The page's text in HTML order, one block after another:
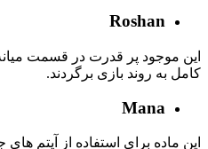
Roshan
این موجود پر قدرت در قسمت
کامل به روند بازی برگردند.
Mana
این ماده برای استفاده از آیتم